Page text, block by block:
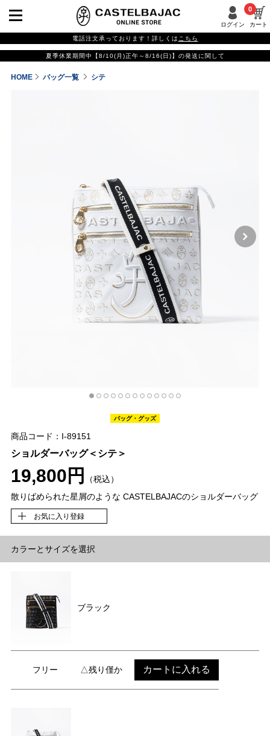
ログイン カート
0
電話注文承っております！詳しくは こちら
夏季休業期間中【8/10(月)正午～8/16(日)】の発送に関して
HOME バッグ一覧 シテ
バッグ・グッズ
商品コード：I-89151
ショルダーバッグ＜シテ＞
19,800円
（税込）
散りばめられた星屑のような CASTELBAJACのショルダーバッグ
お気に入り登録
カラーとサイズを選択
ブラック
フリー △残り僅か カートに入れる